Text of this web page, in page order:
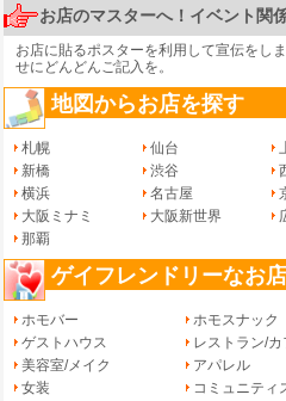
お店のマスターへ！イベント関
お店に貼るポスターを利用して宣伝をし
せにどんどんご記入を。
地図からお店を探す
札幌 仙台
新橋
渋谷
横浜
名古屋
大阪ミナミ
大阪新世界
那覇
ゲイフレンドリーなお店
ホモバー ホモスナック
ゲストハウス
レストラン/カ
美容室/メイク
アパレル
女装
コミュニティ